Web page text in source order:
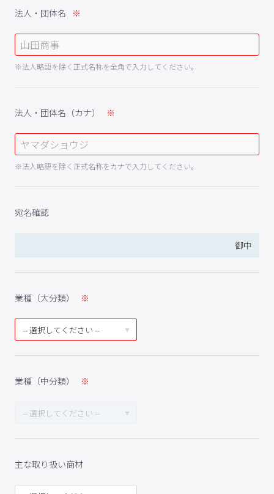
法人・団体名
※法人略語を除く正式名称を全角で入力してください。
法人・団体名（カナ）
※法人略語を除く正式名称をカナで入力してください。
宛名確認
御中
業種（大分類）
業種（中分類）
主な取り扱い商材